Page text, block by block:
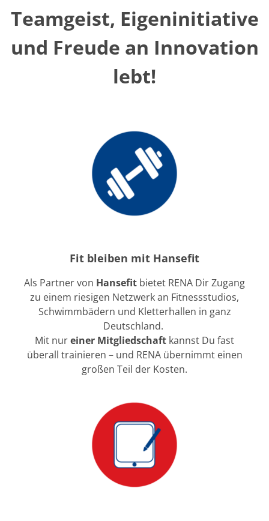
Teamgeist, Eigeninitiative
und Freude an Innovation
lebt!
Fit bleiben mit Hansefit
Als Partner von Hansefit bietet RENA Dir Zugang
zu einem riesigen Netzwerk an Fitnessstudios,
Schwimmbädern und Kletterhallen in ganz
Deutschland.
Mit nureiner Mitgliedschaft kannst Du fast
überall trainieren – und RENA übernimmt einen
großen Teil der Kosten.